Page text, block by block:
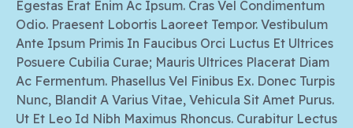
Egestas Erat Enim Ac Ipsum. Cras Vel Condimentum
Odio. Praesent Lobortis Laoreet Tempor. Vestibulum
Ante Ipsum Primis In Faucibus Orci Luctus Et Ultrices
Posuere Cubilia Curae; Mauris Ultrices Placerat Diam
Ac Fermentum. Phasellus Vel Finibus Ex. Donec Turpis
Nunc, Blandit A Varius Vitae, Vehicula Sit Amet Purus.
Ut Et Leo Id Nibh Maximus Rhoncus. Curabitur Lectus